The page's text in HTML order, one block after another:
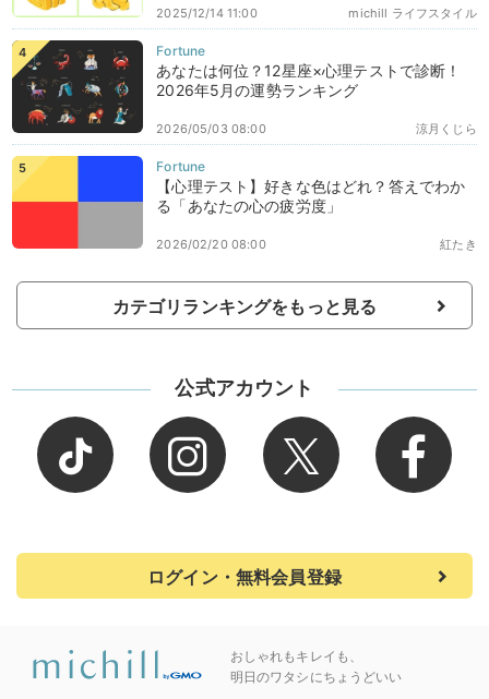
michill ライフスタイル
2025/12/14 11:00
あなたは何位？12星座×心理テストで診断！
2026年5月の運勢ランキング
涼月くじら
2026/05/03 08:00
【心理テスト】好きな色はどれ？答えでわか
る「あなたの心の疲労度」
紅たき
2026/02/20 08:00
カテゴリランキングをもっと見る
公式アカウント
ログイン・無料会員登録
おしゃれもキレイも、
明日のワタシにちょうどいい